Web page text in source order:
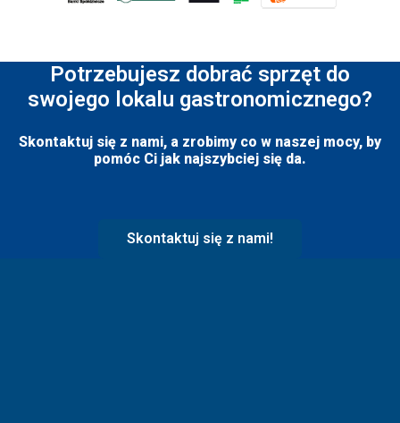
Potrzebujesz dobrać sprzęt do
swojego lokalu gastronomicznego?
Skontaktuj się z nami, a zrobimy co w naszej mocy, by
pomóc Ci jak najszybciej się da.
Skontaktuj się z nami!